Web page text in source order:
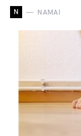
N NAMAI